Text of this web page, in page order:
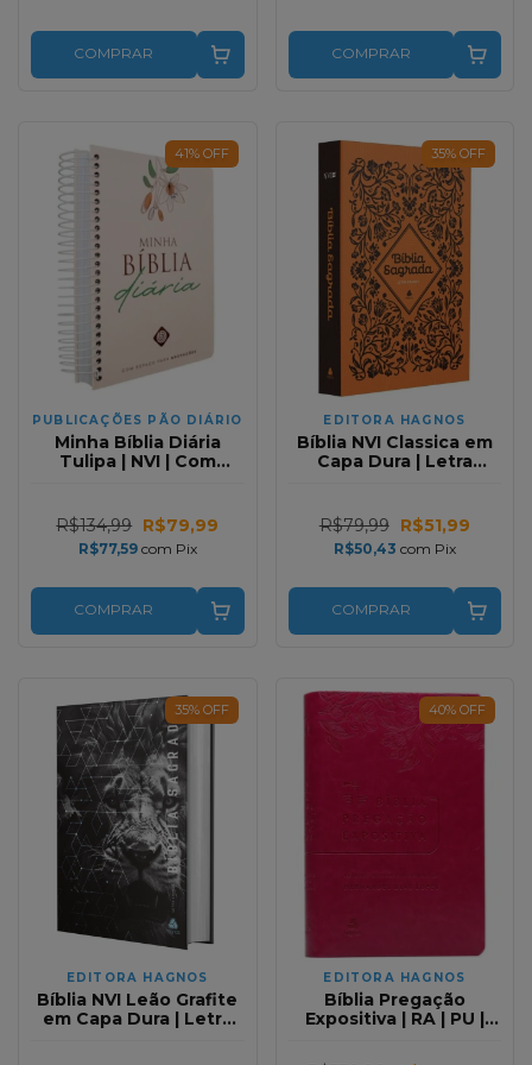
COMPRAR COMPRAR
41% OFF
PUBLICAÇÕES PÃO DIÁRIO
Minha Bíblia Diária
Tulipa | NVI | Com
R$134,99 R$79,99
R$77,59 com Pix
COMPRAR
35% OFF
EDITORA HAGNOS
Bíblia NVI Classica em
Capa Dura | Letra
R$79,99 R$51,99
R$50,43 com Pix
COMPRAR
35% OFF
EDITORA HAGNOS
Bíblia NVI Leão Grafite
em Capa Dura | Letra
40% OFF
EDITORA HAGNOS
Bíblia Pregação
Expositiva | RA | PU |